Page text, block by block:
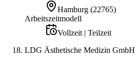
Hamburg (22765)
Arbeitszeitmodell
Vollzeit | Teilzeit
LDG Ästhetische Medizin GmbH